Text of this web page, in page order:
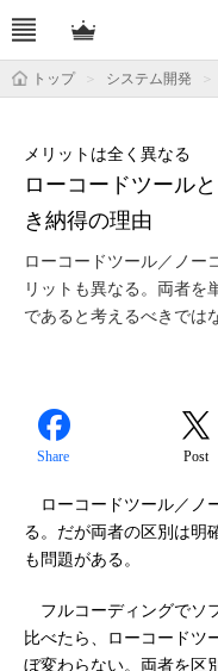
トップ システム開発
ローコードツール
き納得の理由
メリットは全く異なる
ローコードツール／ノー
リットも異なる。両者を
であると考えるべきでは
Share Post
ローコードツール／ノ
る。だが両者の区別は明
も問題がある。
フルコーディングでソ
比べたら、ローコードツ
ぼ変わらない。両者を区